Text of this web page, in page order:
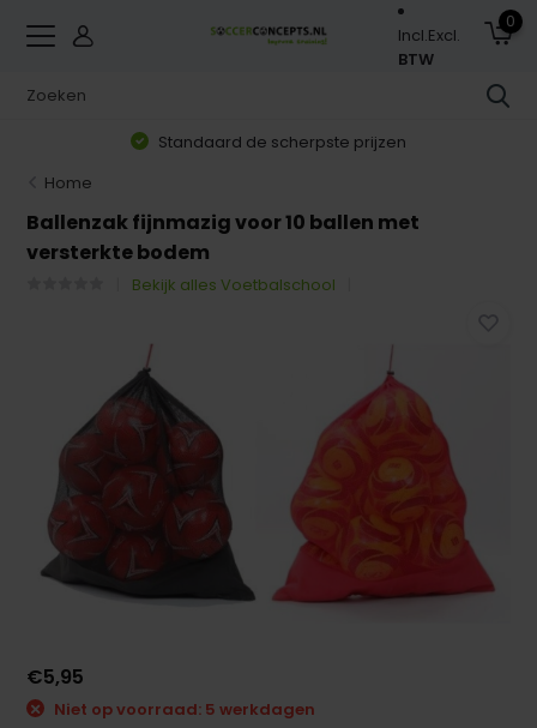
Incl.Excl.
BTW
0
Standaard de scherpste prijzen
Home
Ballenzak fijnmazig voor 10 ballen met
versterkte bodem
Bekijk alles Voetbalschool
€5,95
Niet op voorraad: 5 werkdagen